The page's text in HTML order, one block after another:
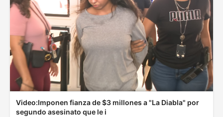
Video:Imponen fianza de $3 millones a "La Diabla" por
segundo asesinato que le i